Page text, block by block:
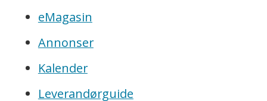
eMagasin
Annonser
Kalender
Leverandørguide